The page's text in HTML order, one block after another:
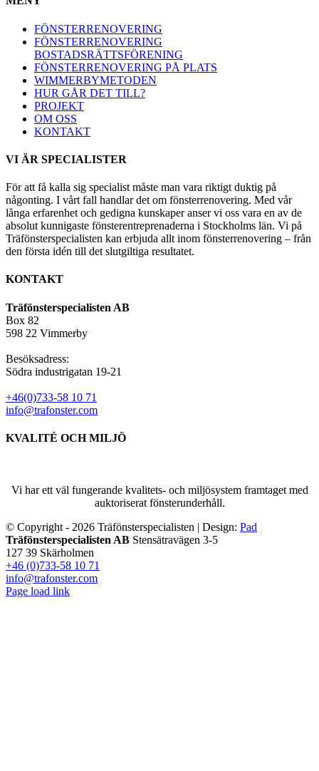
FÖNSTERRENOVERING
FÖNSTERRENOVERING
BOSTADSRÄTTSFÖRENING
FÖNSTERRENOVERING PÅ PLATS
WIMMERBYMETODEN
HUR GÅR DET TILL?
PROJEKT
OM OSS
KONTAKT
VI ÄR SPECIALISTER
För att få kalla sig specialist måste man vara riktigt duktig på
någonting. I vårt fall handlar det om fönsterrenovering. Med vår
långa erfarenhet och gedigna kunskaper anser vi oss vara en av de
absolut kunnigaste fönsterentreprenaderna i Stockholms län. Vi på
Träfönsterspecialisten kan erbjuda allt inom fönsterrenovering – från
den första idén till det slutgiltiga resultatet.
KONTAKT
Träfönsterspecialisten AB
Box 82
598 22 Vimmerby
Besöksadress:
Södra industrigatan 19-21
+46(0)733-58 10 71
info@trafonster.com
KVALITÉ OCH MILJÖ
Vi har ett väl fungerande kvalitets- och miljösystem framtaget med
auktoriserat fönsterunderhåll.
© Copyright - 2026 Träfönsterspecialisten | Design: Pad
Facebook
Stäng
glidfält
Träfönsterspecialisten AB Stensätravägen 3-5
127 39 Skärholmen
+46 (0)733-58 10 71
info@trafonster.com
Page load link